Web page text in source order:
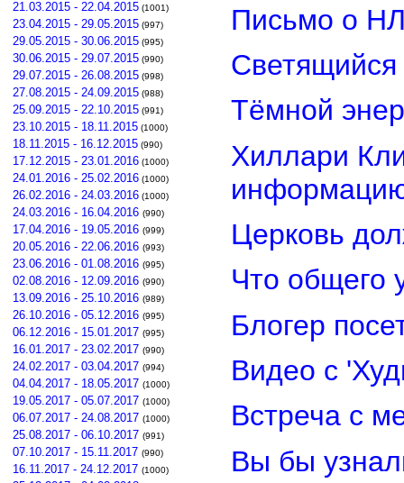
21.03.2015 - 22.04.2015 (1001)
23.04.2015 - 29.05.2015 (997)
29.05.2015 - 30.06.2015 (995)
30.06.2015 - 29.07.2015 (990)
29.07.2015 - 26.08.2015 (998)
27.08.2015 - 24.09.2015 (988)
25.09.2015 - 22.10.2015 (991)
23.10.2015 - 18.11.2015 (1000)
18.11.2015 - 16.12.2015 (990)
17.12.2015 - 23.01.2016 (1000)
24.01.2016 - 25.02.2016 (1000)
26.02.2016 - 24.03.2016 (1000)
24.03.2016 - 16.04.2016 (990)
17.04.2016 - 19.05.2016 (999)
20.05.2016 - 22.06.2016 (993)
23.06.2016 - 01.08.2016 (995)
02.08.2016 - 12.09.2016 (990)
13.09.2016 - 25.10.2016 (989)
26.10.2016 - 05.12.2016 (995)
06.12.2016 - 15.01.2017 (995)
16.01.2017 - 23.02.2017 (990)
24.02.2017 - 03.04.2017 (994)
04.04.2017 - 18.05.2017 (1000)
19.05.2017 - 05.07.2017 (1000)
06.07.2017 - 24.08.2017 (1000)
25.08.2017 - 06.10.2017 (991)
07.10.2017 - 15.11.2017 (990)
16.11.2017 - 24.12.2017 (1000)
Письмо о
Светящийся
Тёмной
Хиллари
Церковь
Что общего
Блогер
Видео с
Встреча с
Вы бы